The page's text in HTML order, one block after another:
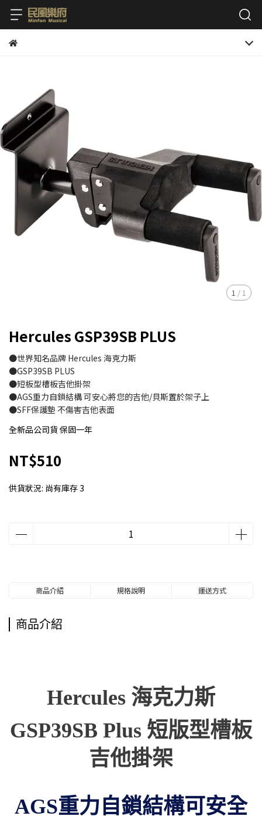
1 / 1
Hercules GSP39SB PLUS
●世界知名品牌 Hercules 海克力斯
●GSP39SB PLUS
●短板型槽板吉他掛架
●AGS重力自鎖結構 可安心將您的吉他/貝斯置於架子上
●SFF保護墊 不傷害吉他表面
全新品公司貨 保固一年
NT$510
供貨狀況: 尚有庫存 3
商品介紹 規格說明 運送方式
商品介紹
Hercules 海克力斯
GSP39SB Plus 短版型槽板
吉他掛架
AGS重力自鎖結構可安全